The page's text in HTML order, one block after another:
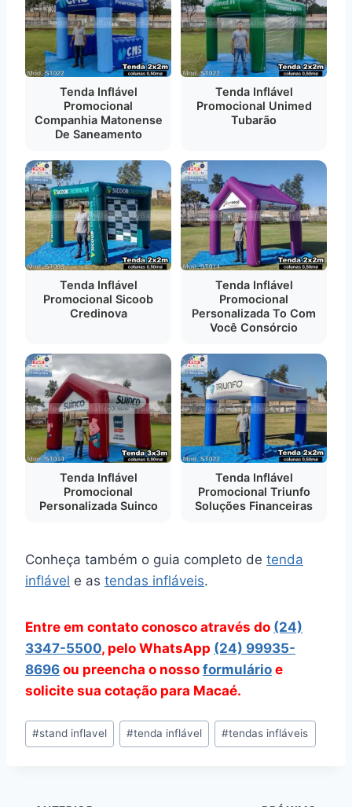
Tenda Inflável
Promocional
Companhia Matonense
De Saneamento
Tenda Inflável
Promocional Unimed
Tubarão
Tenda Inflável
Promocional Sicoob
Credinova
Tenda Inflável
Promocional
Personalizada To Com
Você Consórcio
Tenda Inflável
Promocional
Personalizada Suinco
Tenda Inflável
Promocional Triunfo
Soluções Financeiras
Conheça também o guia completo de tenda
inflável e as tendas infláveis.
Entre em contato conosco através do (24)
3347-5500, pelo WhatsApp (24) 99935-
8696 ou preencha o nosso formulário e
solicite sua cotação para Macaé.
Tags
do
#stand inflavel #tenda inflável #tendas infláveis